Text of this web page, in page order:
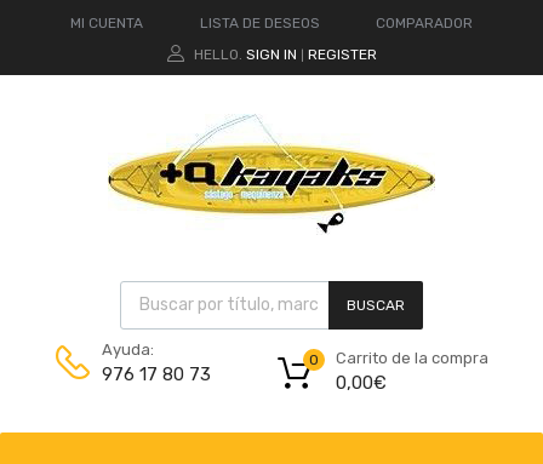
MI CUENTA LISTA DE DESEOS
COMPARADOR
HELLO. SIGN IN REGISTER
BUSCAR
Ayuda:
976 17 80 73
Carrito de la compra
0,00€
0